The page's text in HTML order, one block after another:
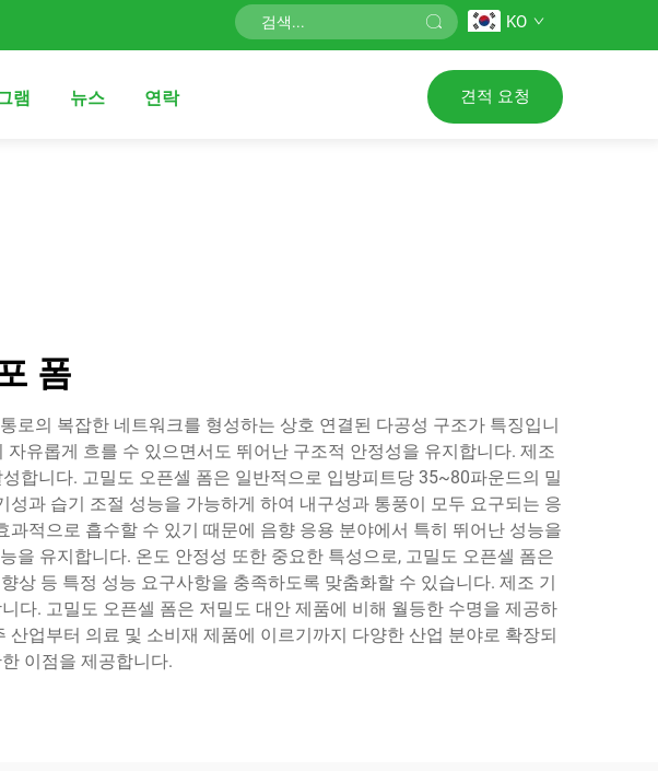
KO
램 뉴스 연락 견적 요청
폼
로의 복잡한 네트워크를 형성하는 상호 연결된 다공성 구조가 특징입니
유롭게 흐를 수 있으면서도 뛰어난 구조적 안정성을 유지합니다. 제조
합니다. 고밀도 오픈셀 폼은 일반적으로 입방피트당 35~80파운드의 밀
과 습기 조절 성능을 가능하게 하여 내구성과 통풍이 모두 요구되는 응
적으로 흡수할 수 있기 때문에 음향 응용 분야에서 특히 뛰어난 성능을
을 유지합니다. 온도 안정성 또한 중요한 특성으로, 고밀도 오픈셀 폼은
상 등 특정 성능 요구사항을 충족하도록 맞춤화할 수 있습니다. 제조 기
다. 고밀도 오픈셀 폼은 저밀도 대안 제품에 비해 월등한 수명을 제공하
업부터 의료 및 소비재 제품에 이르기까지 다양한 산업 분야로 확장되
이점을 제공합니다.